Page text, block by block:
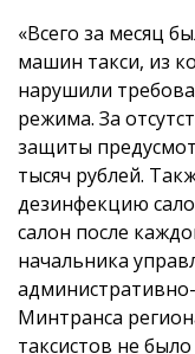
«Всего за месяц
машин такси, из
нарушили
режима. За
защиты
тысяч рублей.
дезинфекцию
салон после
начальника
Минтранса
таксистов не